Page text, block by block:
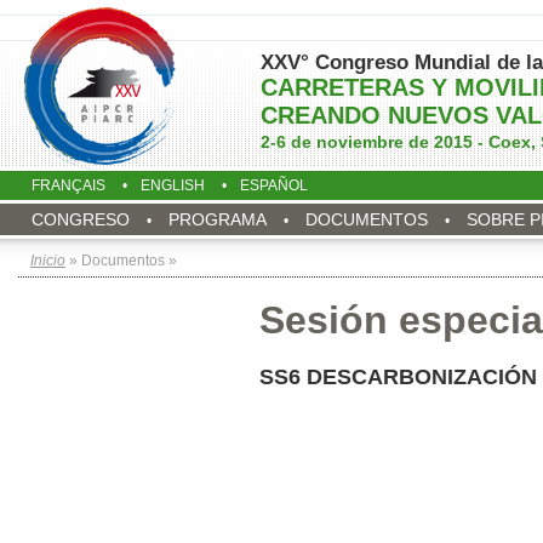
XXV° Congreso Mundial de
CARRETERAS Y
CREANDO NUEVOS
2-6 de noviembre de 2015 - Coex,
FRANÇAIS ENGLISH ESPAÑOL
CONGRESO PROGRAMA DOCUMENTOS SOBRE
Inicio » Documentos »
Sesión
SS6